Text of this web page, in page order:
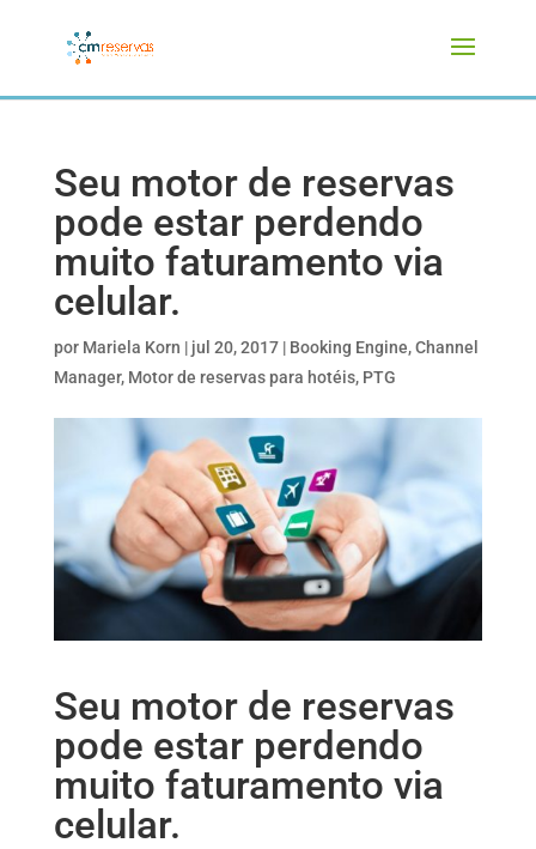
Seu motor de reservas
pode estar perdendo
muito faturamento via
celular.
por Mariela Korn | jul 20, 2017| Booking Engine,Channel
Manager, Motor de reservas para hotéis, PTG
Seu motor de reservas
pode estar perdendo
muito faturamento via
celular.